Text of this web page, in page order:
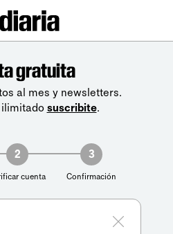
gratuita
al mes y newsletters.
ilimitado suscribite.
2
cuenta
3
Confirmación